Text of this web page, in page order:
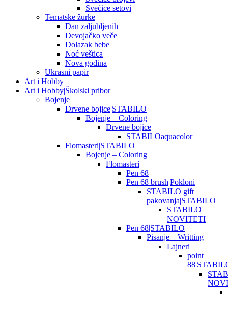
Svećice setovi
Tematske žurke
Dan zaljubljenih
Devojačko veče
Dolazak bebe
Noć veštica
Nova godina
Ukrasni papir
Art i Hobby
Art i Hobby|Školski pribor
Bojenje
Drvene bojice|STABILO
Bojenje – Coloring
Drvene bojice
STABILOaquacolor
Flomasteri|STABILO
Bojenje – Coloring
Flomasteri
Pen 68
Pen 68 brush|Pokloni
STABILO gift
pakovanja|STABILO
STABILO
NOVITETI
Pen 68|STABILO
Pisanje – Writting
Lajneri
point